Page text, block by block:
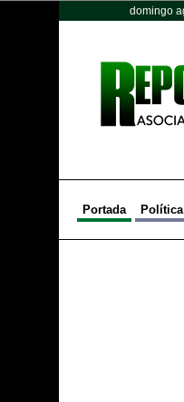
domingo
Portada Política